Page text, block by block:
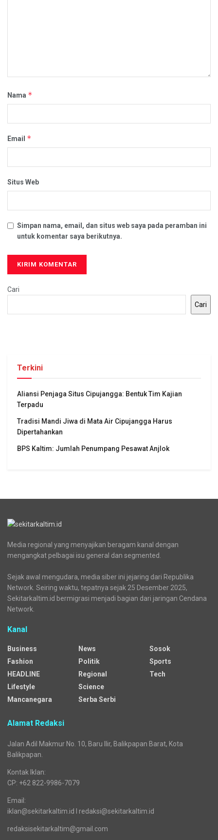
Nama *
Email *
Situs Web
Simpan nama, email, dan situs web saya pada peramban ini
untuk komentar saya berikutnya.
Cari
Cari
Terkini
Aliansi Penjaga Situs Cipujangga: Bentuk Tim Kajian
Terpadu
Tradisi Mandi Jiwa di Mata Air Cipujangga Harus
Dipertahankan
BPS Kaltim: Jumlah Penumpang Pesawat Anjlok
Media regional yang menyajikan beragam kanal dengan
mengangkat pelbagai isu general dan segmented.
Sejak awal mengudara, media siber ini jejaring dari Republika
Network. Seiring waktu, tepatnya sejak 25 Desember 2025,
Sekitarkaltim.id bermigrasi menjadi bagian dari jaringan Cendana
Network.
Kanal
Business
Fashion
HEADLINE
Lifestyle
Mancanegara
News
Politik
Regional
Science
Serba Serbi
Sosok
Sports
Tech
Alamat Redaksi
Jalan Adil Makmur No. 10, Baru Ilir, Balikpapan Barat, Kota
Balikpapan.
Kontak Iklan:
CP: +62 822-9986-7079
Email:
iklan@sekitarkaltim.id I redaksi@sekitarkaltim.id
redaksisekitarkaltim@gmail.com